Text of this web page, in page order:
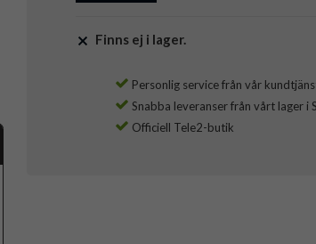
Finns ej i lager.
Personlig service från vår
Snabba leveranser från vårt lager i
Officiell Tele2-butik